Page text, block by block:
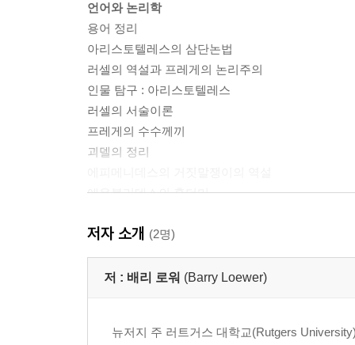
언어와 논리학
용어 정리
아리스토텔레스의 삼단논법
러셀의 역설과 프레게의 논리주의
인물 탐구 : 아리스토텔레스
러셀의 서술이론
프레게의 수수께끼
괴델의 정리
에우불리데스의 흙더미
과학과 인식론
용어 정리
나는 생각한다, 고로 나는 존재한다
통 속의 뇌
저자 소개 (2명)
저 : 배리 로워 (Barry Loewer)
뉴저지 주 러트거스 대학교(Rutgers